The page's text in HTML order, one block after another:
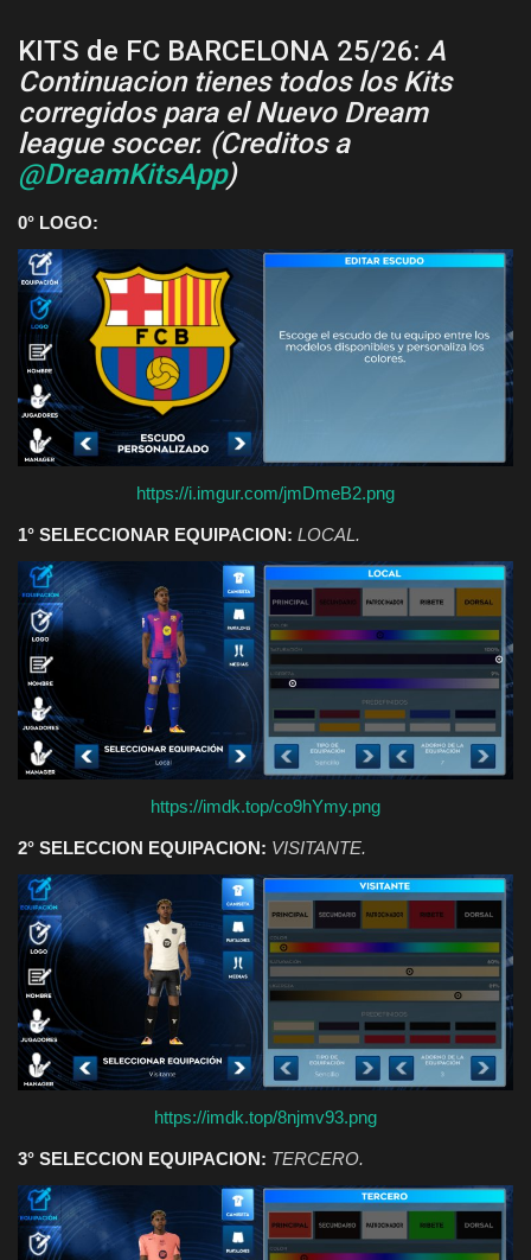
KITS de FC BARCELONA 25/26: A
Continuacion tienes todos los Kits
corregidos para el Nuevo Dream
league soccer. (Creditos a
@DreamKitsApp)
0° LOGO:
https://i.imgur.com/jmDmeB2.png
1° SELECCIONAR EQUIPACION: LOCAL.
https://imdk.top/co9hYmy.png
2° SELECCION EQUIPACION: VISITANTE.
https://imdk.top/8njmv93.png
3° SELECCION EQUIPACION: TERCERO.